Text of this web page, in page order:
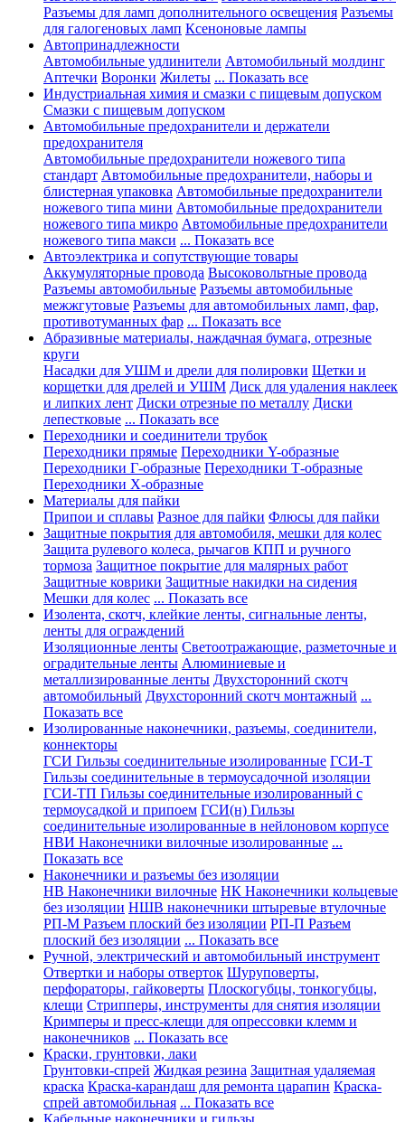
Разъемы для ламп дополнительного освещения Разъемы
для галогеновых ламп Ксеноновые лампы
Автопринадлежности
Автомобильные удлинители Автомобильный молдинг
Аптечки Воронки Жилеты ... Показать все
Индустриальная химия и смазки с пищевым допуском
Смазки с пищевым допуском
Автомобильные предохранители и держатели
предохранителя
Автомобильные предохранители ножевого типа
стандарт Автомобильные предохранители, наборы и
блистерная упаковка Автомобильные предохранители
ножевого типа мини Автомобильные предохранители
ножевого типа микро Автомобильные предохранители
ножевого типа макси ... Показать все
Автоэлектрика и сопутствующие товары
Аккумуляторные провода Высоковольтные провода
Разъемы автомобильные Разъемы автомобильные
межжгутовые Разъемы для автомобильных ламп, фар,
противотуманных фар ... Показать все
Абразивные материалы, наждачная бумага, отрезные
круги
Насадки для УШМ и дрели для полировки Щетки и
корщетки для дрелей и УШМ Диск для удаления наклеек
и липких лент Диски отрезные по металлу Диски
лепестковые ... Показать все
Переходники и соединители трубок
Переходники прямые Переходники Y-образные
Переходники Г-образные Переходники Т-образные
Переходники Х-образные
Материалы для пайки
Припои и сплавы Разное для пайки Флюсы для пайки
Защитные покрытия для автомобиля, мешки для колес
Защита рулевого колеса, рычагов КПП и ручного
тормоза Защитное покрытие для малярных работ
Защитные коврики Защитные накидки на сидения
Мешки для колес ... Показать все
Изолента, скотч, клейкие ленты, сигнальные ленты,
ленты для ограждений
Изоляционные ленты Светоотражающие, разметочные и
оградительные ленты Алюминиевые и
металлизированные ленты Двухсторонний скотч
автомобильный Двухсторонний скотч монтажный ...
Показать все
Изолированные наконечники, разъемы, соединители,
коннекторы
ГСИ Гильзы соединительные изолированные ГСИ-Т
Гильзы соединительные в термоусадочной изоляции
ГСИ-ТП Гильзы соединительные изолированный с
термоусадкой и припоем ГСИ(н) Гильзы
соединительные изолированные в нейлоновом корпусе
НВИ Наконечники вилочные изолированные ...
Показать все
Наконечники и разъемы без изоляции
НВ Наконечники вилочные НК Наконечники кольцевые
без изоляции НШВ наконечники штыревые втулочные
РП-М Разъем плоский без изоляции РП-П Разъем
плоский без изоляции ... Показать все
Ручной, электрический и автомобильный инструмент
Отвертки и наборы отверток Шуруповерты,
перфораторы, гайковерты Плоскогубцы, тонкогубцы,
клещи Стрипперы, инструменты для снятия изоляции
Кримперы и пресс-клещи для опрессовки клемм и
наконечников ... Показать все
Краски, грунтовки, лаки
Грунтовки-спрей Жидкая резина Защитная удаляемая
краска Краска-карандаш для ремонта царапин Краска-
спрей автомобильная ... Показать все
Кабельные наконечники и гильзы